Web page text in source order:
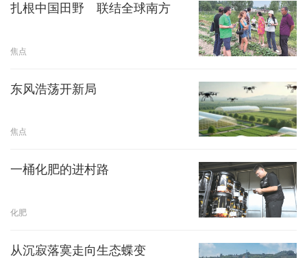
扎根中国田野 联结全球南方
焦点
东风浩荡开新局
焦点
一桶化肥的进村路
化肥
从沉寂落寞走向生态蝶变